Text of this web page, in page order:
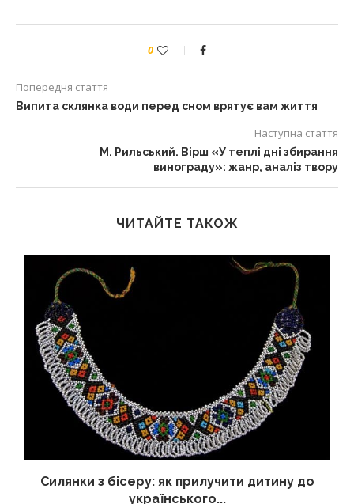
0
Попередня стаття
Випита склянка води перед сном врятує вам життя
Наступна стаття
М. Рильський. Вірш «У теплі дні збирання
винограду»: жанр, аналіз твору
ЧИТАЙТЕ ТАКОЖ
Силянки з бісеру: як прилучити дитину до
українського...